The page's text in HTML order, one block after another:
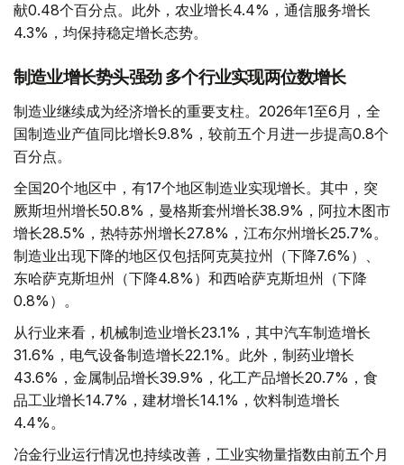
献0.48个百分点。此外，农业增长4.4%，通信服务增长
4.3%，均保持稳定增长态势。
制造业增长势头强劲 多个行业实现两位数增长
制造业继续成为经济增长的重要支柱。2026年1至6月，全
国制造业产值同比增长9.8%，较前五个月进一步提高0.8个
百分点。
全国20个地区中，有17个地区制造业实现增长。其中，突
厥斯坦州增长50.8%，曼格斯套州增长38.9%，阿拉木图市
增长28.5%，热特苏州增长27.8%，江布尔州增长25.7%。
制造业出现下降的地区仅包括阿克莫拉州（下降7.6%）、
东哈萨克斯坦州（下降4.8%）和西哈萨克斯坦州（下降
0.8%）。
从行业来看，机械制造业增长23.1%，其中汽车制造增长
31.6%，电气设备制造增长22.1%。此外，制药业增长
43.6%，金属制品增长39.9%，化工产品增长20.7%，食
品工业增长14.7%，建材增长14.1%，饮料制造增长
4.4%。
冶金行业运行情况也持续改善，工业实物量指数由前五个月